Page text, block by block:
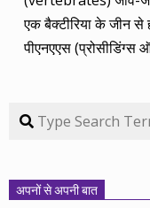
एक बैक्टीरिया के जीन
पीएनएएस
Search
अपनों से अपनी बात